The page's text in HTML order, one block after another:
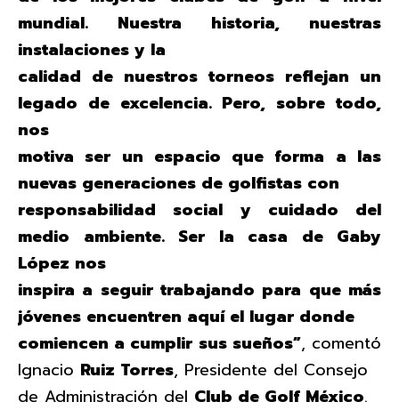
mundial. Nuestra historia, nuestras
instalaciones y la
calidad de nuestros torneos reflejan un
legado de excelencia. Pero, sobre todo,
nos
motiva ser un espacio que forma a las
nuevas generaciones de golfistas con
responsabilidad social y cuidado del
medio ambiente. Ser la casa de Gaby
López nos
inspira a seguir trabajando para que más
jóvenes encuentren aquí el lugar donde
comiencen a cumplir sus sueños”, comentó
Ignacio Ruiz Torres, Presidente del Consejo
de Administración del Club de Golf México.